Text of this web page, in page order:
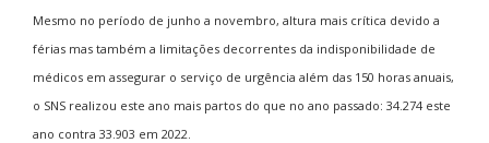
Mesmo no período de junho a novembro, altura mais crítica devido a
férias mas também a limitações decorrentes da indisponibilidade de
médicos em assegurar o serviço de urgência além das 150 horas anuais,
o SNS realizou este ano mais partos do que no ano passado: 34.274 este
ano contra 33.903 em 2022.